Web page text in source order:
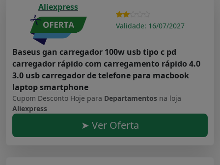
Aliexpress
Validade: 16/07/2027
Baseus gan carregador 100w usb tipo c pd
carregador rápido com carregamento rápido 4.0
3.0 usb carregador de telefone para macbook
laptop smartphone
Cupom Desconto Hoje para Departamentos na loja
Aliexpress
➤ Ver Oferta